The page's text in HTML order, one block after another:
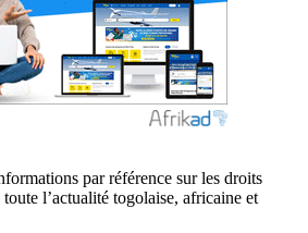
par référence sur les droits
l’actualité togolaise, africaine et